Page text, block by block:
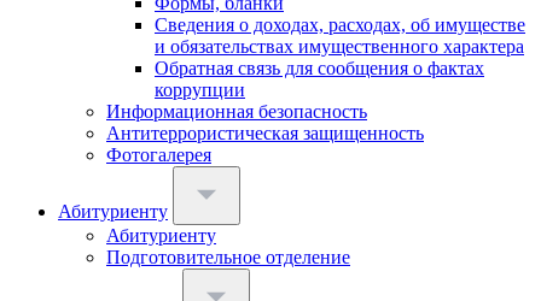
Сведения о доходах, расходах, об имуществе
и обязательствах имущественного характера
Обратная связь для сообщения о фактах
коррупции
Информационная безопасность
Антитеррористическая защищенность
Фотогалерея
Абитуриенту
Абитуриенту
Подготовительное отделение